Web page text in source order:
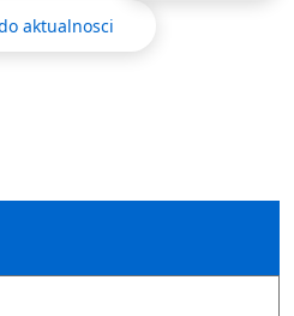
aktualnosci